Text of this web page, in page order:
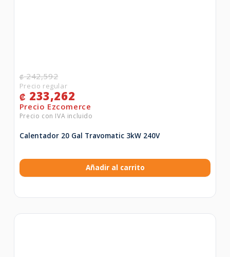
₡242,592
₡ 233,262
Calentador 20 Gal Travomatic 3kW 240V
Añadir al carrito